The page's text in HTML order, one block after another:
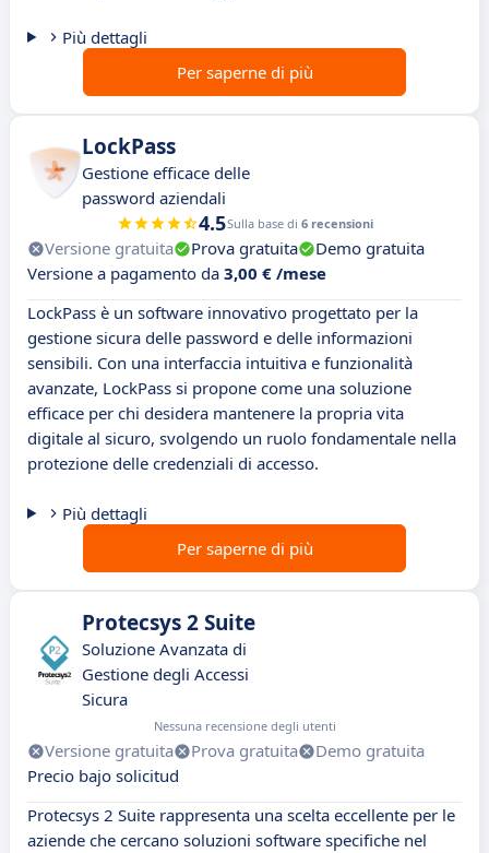
Più dettagli
Per saperne di più
LockPass
Gestione efficace delle
password aziendali
4.5Sulla base di 6 recensioni
Versione gratuita Prova gratuita
Demo gratuita
Versione a pagamento da 3,00 € /mese
LockPass è un software innovativo progettato per la
gestione sicura delle password e delle informazioni
sensibili. Con una interfaccia intuitiva e funzionalità
avanzate, LockPass si propone come una soluzione
efficace per chi desidera mantenere la propria vita
digitale al sicuro, svolgendo un ruolo fondamentale nella
protezione delle credenziali di accesso.
Più dettagli
Per saperne di più
Protecsys 2 Suite
Soluzione Avanzata di
Gestione degli Accessi
Sicura
Nessuna recensione degli utenti
Versione gratuita Prova gratuita
Demo gratuita
Precio bajo solicitud
Protecsys 2 Suite rappresenta una scelta eccellente per le
aziende che cercano soluzioni software specifiche nel